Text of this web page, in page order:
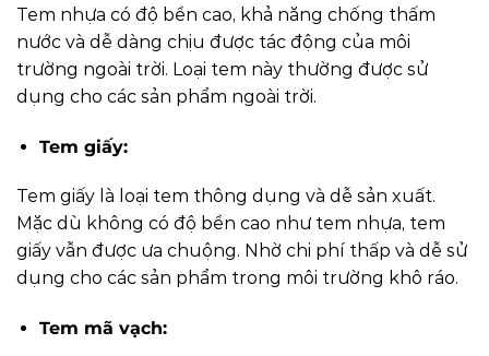
Tem nhựa có độ bền cao, khả năng chống thấm
nước và dễ dàng chịu được tác động của môi
trường ngoài trời. Loại tem này thường được sử
dụng cho các sản phẩm ngoài trời.
Tem giấy:
Tem giấy là loại tem thông dụng và dễ sản xuất.
Mặc dù không có độ bền cao như tem nhựa, tem
giấy vẫn được ưa chuộng. Nhờ chi phí thấp và dễ sử
dụng cho các sản phẩm trong môi trường khô ráo.
Tem mã vạch: